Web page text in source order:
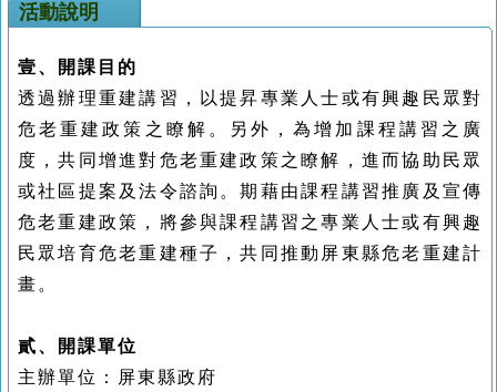
活動說明
壹、開課目的
透過辦理重建講習，以提昇專業人士或有興趣民眾對
危老重建政策之瞭解。另外，為增加課程講習之廣
度，共同增進對危老重建政策之瞭解，進而協助民眾
或社區提案及法令諮詢。期藉由課程講習推廣及宣傳
危老重建政策，將參與課程講習之專業人士或有興趣
民眾培育危老重建種子，共同推動屏東縣危老重建計
畫。
貳、開課單位
主辦單位：屏東縣政府